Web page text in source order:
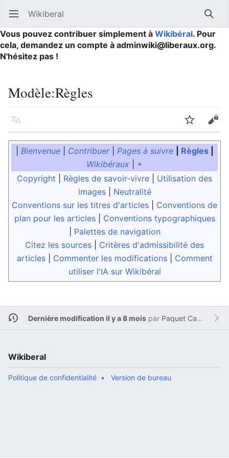
Ouvrir le menu principal Wikiberal
Vous pouvez contribuer simplement à Wikibéral. Pour
cela, demandez un compte à adminwiki@liberaux.org.
N'hésitez pas !
Modèle:Règles
Langue Suivre
Bienvenue| Contribuer| Pages à suivre Règles|
Wikibéraux
+
Copyright
Règles de savoir-vivre
Utilisation des
images| Neutralité
Conventions sur les titres d'articles
Conventions de
plan pour les articles| Conventions typographiques
Palettes de navigation
Citez les sources
Critères d'admissibilité des
articles| Commenter les modifications| Comment
utiliser l'IA sur Wikibéral
Dernière modification il y a 8 moispar Paquet Cadeau 2
Wikiberal
Politique de confidentialité Version de bureau